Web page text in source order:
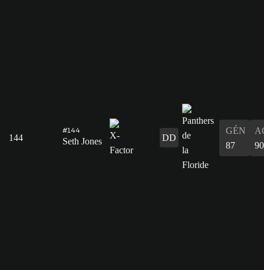
144
#144
Seth Jones DD
GÉN
87
90